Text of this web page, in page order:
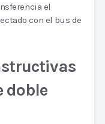
el
con el bus de
doble